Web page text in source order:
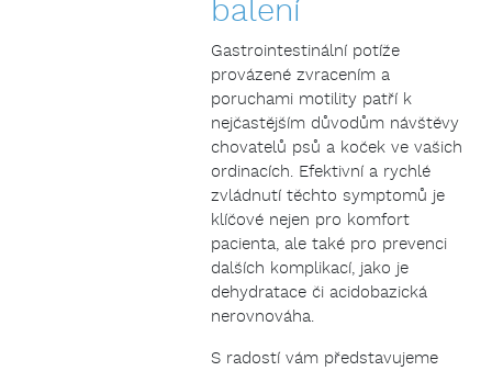
balení
Gastrointestinální potíže
provázené zvracením a
poruchami motility patří k
nejčastějším důvodům návštěvy
chovatelů psů a koček ve vašich
ordinacích. Efektivní a rychlé
zvládnutí těchto symptomů je
klíčové nejen pro komfort
pacienta, ale také pro prevenci
dalších komplikací, jako je
dehydratace či acidobazická
nerovnováha.
S radostí vám představujeme